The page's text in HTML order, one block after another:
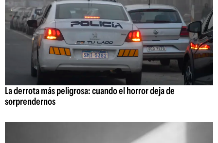
La derrota más peligrosa: cuando el horror deja de
sorprendernos